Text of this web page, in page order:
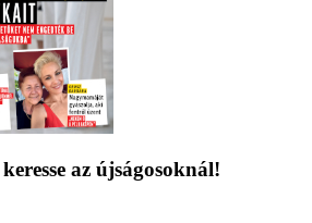
az újságosoknál!